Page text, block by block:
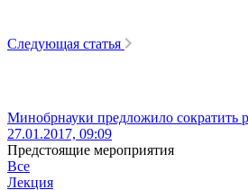
Следующая статья
Минобрнауки предложило сократить
27.01.2017, 09:09
Предстоящие мероприятия
Все
Лекция